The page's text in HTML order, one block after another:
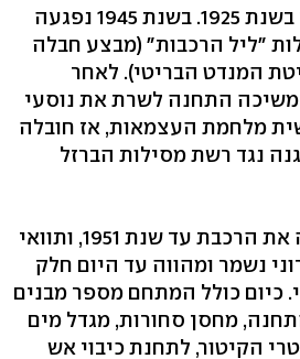
העיר עפולה שנוסדה בשנת 1925. בשנת 1945 נפגעה
"ליל הרכבות" (מבצע חבלה
המנדט הבריטי). לאחר
התחנה לשרת את נוסעי
מלחמת העצמאות, אז חובלה
נגד רשת מסילות הברזל
רכבת ישראל הפעילה את הרכבת עד שנת 1951, ותוואי
נשמר ומהווה עד היום חלק
כיום כולל המתחם מספר מבנים
מחסן סחורות, מגדל מים
הקיטור, לתחנת כיבוי אש